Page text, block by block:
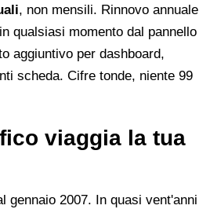
, non mensili. Rinnovo annuale
qualsiasi momento dal pannello
aggiuntivo per dashboard,
scheda. Cifre tonde, niente 99
viaggia la tua
gennaio 2007. In quasi vent'anni